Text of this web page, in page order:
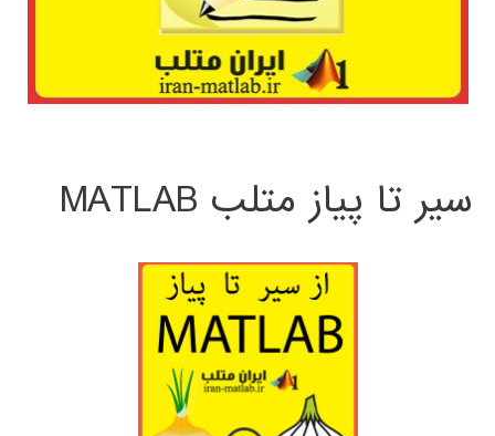
سیر تا پیاز متلب MATLAB